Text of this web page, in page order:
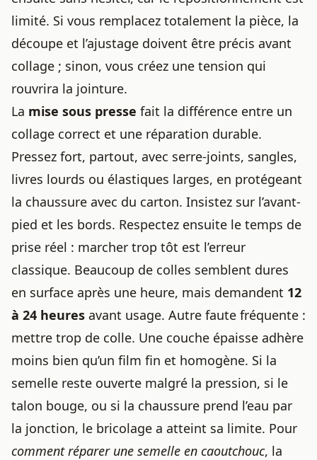
limité. Si vous remplacez totalement la pièce, la
découpe et l’ajustage doivent être précis avant
collage ; sinon, vous créez une tension qui
rouvrira la jointure.
La mise sous presse fait la différence entre un
collage correct et une réparation durable.
Pressez fort, partout, avec serre-joints, sangles,
livres lourds ou élastiques larges, en protégeant
la chaussure avec du carton. Insistez sur l’avant-
pied et les bords. Respectez ensuite le temps de
prise réel : marcher trop tôt est l’erreur
classique. Beaucoup de colles semblent dures
en surface après une heure, mais demandent 12
à 24 heures avant usage. Autre faute fréquente :
mettre trop de colle. Une couche épaisse adhère
moins bien qu’un film fin et homogène. Si la
semelle reste ouverte malgré la pression, si le
talon bouge, ou si la chaussure prend l’eau par
la jonction, le bricolage a atteint sa limite. Pour
comment réparer une semelle en caoutchouc, la